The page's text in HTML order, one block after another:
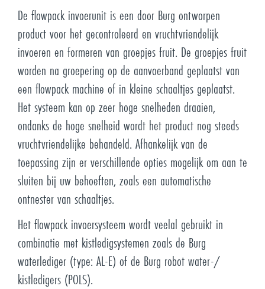
De flowpack invoerunit is een door Burg ontworpen
product voor het gecontroleerd en vruchtvriendelijk
invoeren en formeren van groepjes fruit. De groepjes fruit
worden na groepering op de aanvoerband geplaatst van
een flowpack machine of in kleine schaaltjes geplaatst.
Het systeem kan op zeer hoge snelheden draaien,
ondanks de hoge snelheid wordt het product nog steeds
vruchtvriendelijke behandeld. Afhankelijk van de
toepassing zijn er verschillende opties mogelijk om aan te
sluiten bij uw behoeften, zoals een automatische
ontnester van schaaltjes.
Het flowpack invoersysteem wordt veelal gebruikt in
combinatie met kistledigsystemen zoals de Burg
waterlediger (type: AL-E) of de Burg robot water-/
kistledigers (POLS).